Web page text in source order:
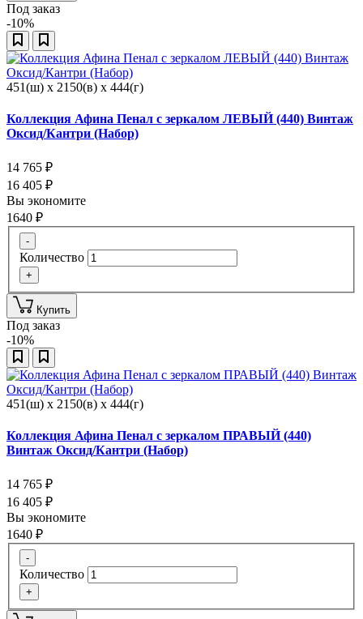
Под заказ
-10%
451(ш) x 2150(в) x 444(г)
Коллекция Афина Пенал с зеркалом ЛЕВЫЙ (440) Винтаж
Оксид/Кантри (Набор)
14 765 ₽
16 405 ₽
Вы экономите
1640 ₽
-
Количество
+
Купить
Под заказ
-10%
451(ш) x 2150(в) x 444(г)
Коллекция Афина Пенал с зеркалом ПРАВЫЙ (440)
Винтаж Оксид/Кантри (Набор)
14 765 ₽
16 405 ₽
Вы экономите
1640 ₽
-
Количество
+